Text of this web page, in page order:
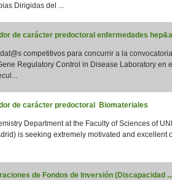
Dirigidas del ...
de carácter predoctoral enfermedades
competitivos para concurrir a la
Regulatory Control in Disease Laboratory en
de carácter predoctoral Biomateriales
Department at the Faculty of Sciences of
is seeking extremely motivated and excellent
de Fondos de Inversión (Discapacidad ...